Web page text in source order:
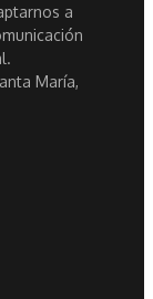
a
María,